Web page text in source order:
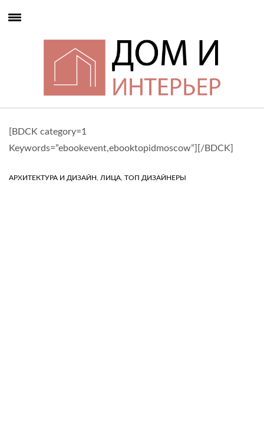
[BDCK category=1
Keywords=”ebookevent,ebooktopidmoscow”][/BDCK]
АРХИТЕКТУРА И ДИЗАЙН, ЛИЦА, ТОП ДИЗАЙНЕРЫ